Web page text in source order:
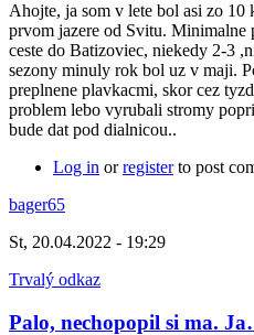
Ahojte, ja som v lete bol asi zo
prvom jazere od Svitu. Minimalne
ceste do Batizoviec, niekedy 2-3
sezony minuly rok bol uz v maji.
preplnene plavkacmi, skor cez
problem lebo vyrubali stromy
bude dat pod dialnicou..
Log in orregisterto post
bager65
St, 20.04.2022 - 19:29
Trvalý odkaz
Palo, nechopopil si ma.